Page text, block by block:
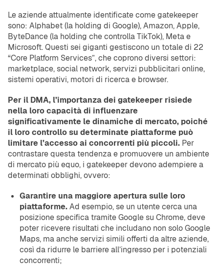
Le aziende attualmente identificate come gatekeeper
sono: Alphabet (la holding di Google), Amazon, Apple,
ByteDance (la holding che controlla TikTok), Meta e
Microsoft. Questi sei giganti gestiscono un totale di 22
“Core Platform Services”, che coprono diversi settori:
marketplace, social network, servizi pubblicitari online,
sistemi operativi, motori di ricerca e browser.
Per il DMA, l’importanza dei gatekeeper risiede
nella loro capacità di influenzare
significativamente le dinamiche di mercato, poiché
il loro controllo su determinate piattaforme può
limitare l’accesso ai concorrenti più piccoli. Per
contrastare questa tendenza e promuovere un ambiente
di mercato più equo, i gatekeeper devono adempiere a
determinati obblighi, ovvero:
Garantire una maggiore apertura sulle loro
piattaforme.Ad esempio, se un utente cerca una
posizione specifica tramite Google su Chrome, deve
poter ricevere risultati che includano non solo Google
Maps, ma anche servizi simili offerti da altre aziende,
così da ridurre le barriere all’ingresso per i potenziali
concorrenti;